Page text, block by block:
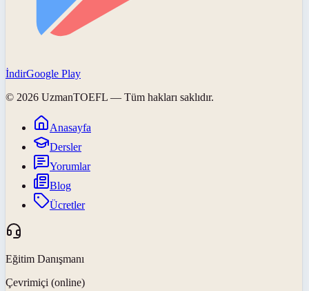
İndirGoogle Play
© 2026 UzmanTOEFL — Tüm hakları saklıdır.
Anasayfa
Dersler
Yorumlar
Blog
Ücretler
Eğitim Danışmanı
Çevrimiçi (online)